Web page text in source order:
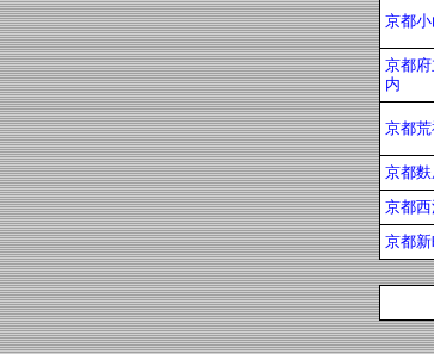
京都
京都
内
京都荒
京都
京都
京都